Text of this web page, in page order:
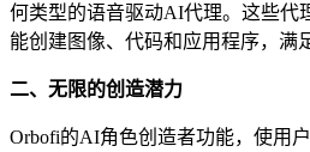
何类型的语音驱动AI代理。这些代
能创建图像、代码和应用程序，满
二、无限的创造潜力
Orbofi的AI角色创造者功能，使用